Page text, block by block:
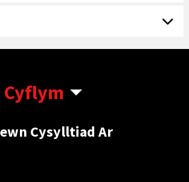
Cyflym
Cysylltiad Ar